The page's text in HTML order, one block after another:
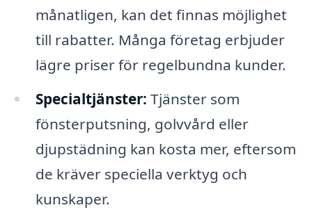
månatligen, kan det finnas möjlighet
till rabatter. Många företag erbjuder
lägre priser för regelbundna kunder.
Specialtjänster: Tjänster som
fönsterputsning, golvvård eller
djupstädning kan kosta mer, eftersom
de kräver speciella verktyg och
kunskaper.